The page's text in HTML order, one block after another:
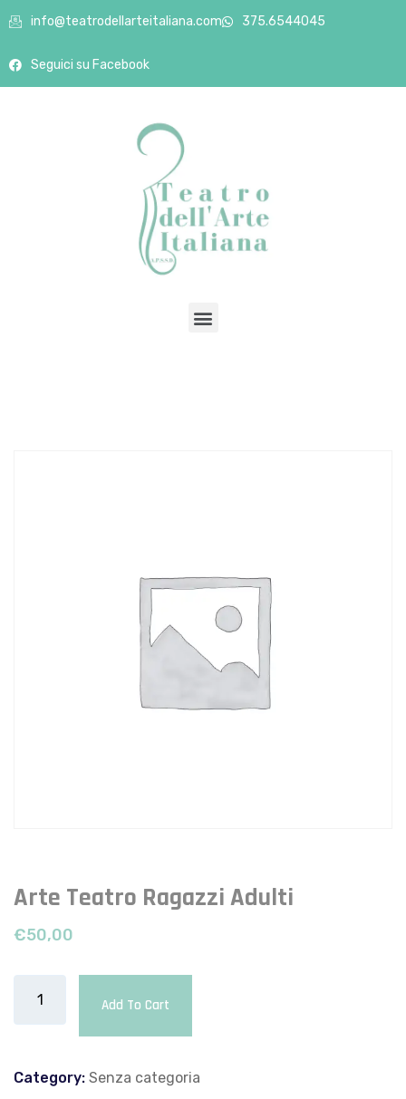
info@teatrodellarteitaliana.com 375.6544045
Seguici su Facebook
Arte Teatro Ragazzi Adulti
€50,00
Add To Cart
Category: Senza categoria